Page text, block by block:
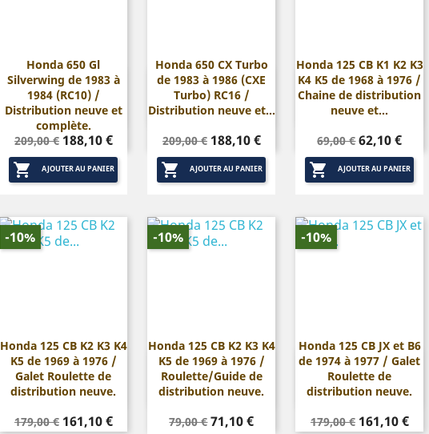
Honda 650 Gl
Silverwing de 1983 à
1984 (RC10) /
Distribution neuve et
complète.
Prix
de
base
209,00 € Prix
188,10 €
 AJOUTER AU PANIER
Aperçu rapide
Honda 650 CX Turbo
de 1983 à 1986 (CXE
Turbo) RC16 /
Distribution neuve et...
Prix
de
base
209,00 € Prix
188,10 €
 AJOUTER AU PANIER
Aperçu rapide
Honda 125 CB K1 K2 K3
K4 K5 de 1968 à 1976 /
Chaine de distribution
neuve et...
Prix
de
base
69,00 €Prix
62,10 €
 AJOUTER AU PANIER
 Aperçu rapide
Honda 125 CB K2 K3 K4
K5 de 1969 à 1976 /
Galet Roulette de
distribution neuve.
Prix
179,00 € Prix
161,10 €
-10%
Aperçu rapide
Honda 125 CB K2 K3 K4
K5 de 1969 à 1976 /
Roulette/Guide de
distribution neuve.
Prix
79,00 €Prix
71,10 €
-10%
Aperçu rapide
Honda 125 CB JX et B6
de 1974 à 1977 / Galet
Roulette de
distribution neuve.
Prix
179,00 € Prix
161,10 €
-10%
Aperçu rapide